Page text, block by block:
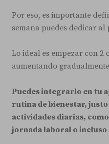
Por eso, es importante
semana puedes dedicar al
Lo ideal es empezar con 2
aumentando
Puedes integrarlo en tu
rutina de bienestar, justo
actividades diarias,
jornada laboral o